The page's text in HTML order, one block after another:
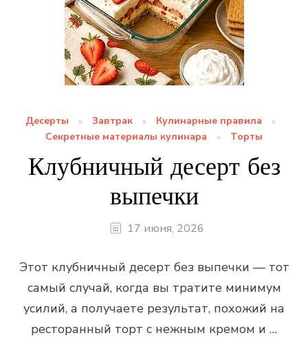
Десерты Завтрак
Кулинарные правила
Секретные материалы кулинара
Торты
Клубничный десерт без
выпечки
17 июня, 2026
Этот клубничный десерт без выпечки — тот
самый случай, когда вы тратите минимум
усилий, а получаете результат, похожий на
ресторанный торт с нежным кремом и …